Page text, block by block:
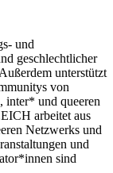
und
geschlechtlicher
unterstützt
von
inter* und queeren
arbeitet aus
Netzwerks und
und
sind